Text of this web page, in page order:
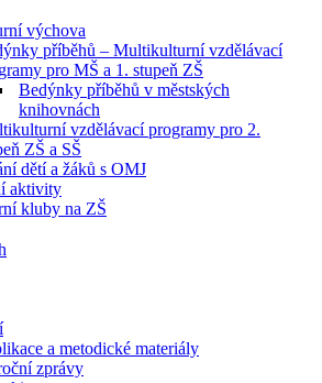
výchova
příběhů – Multikulturní vzdělávací
pro MŠ a 1. stupeň ZŠ
Bedýnky příběhů v městských
knihovnách
vzdělávací programy pro 2.
ZŠ a SŠ
dětí a žáků s OMJ
aktivity
kluby na ZŠ
a metodické materiály
zprávy